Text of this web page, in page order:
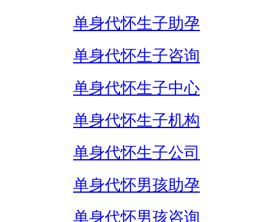
单身代怀生子助孕
单身代怀生子咨询
单身代怀生子中心
单身代怀生子机构
单身代怀生子公司
单身代怀男孩助孕
单身代怀男孩咨询